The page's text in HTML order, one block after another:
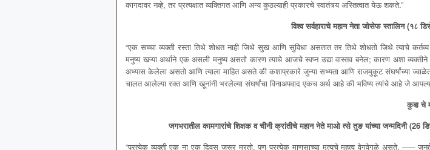
कागदावर नव्हे, तर प्रत्यक्षात व्यक्तिगत आणि अन्य कुठल्याही प्रकारचे स्वातंत्र्य अस्तित्वात येऊ शकते.”
विश्व सर्वहाराचे महान नेता जोसेफ स्तालिन (१८
“एक सच्चा व्यक्ती रस्ता तिथे शोधत नाही जिथे सुख आणि सुविधा असतात तर तिथे शोधतो जिथे त्याचे
मनुष्य खऱ्या अर्थाने एक असली मनुष्य असतो कारण त्याचे आजचे स्वप्न उद्या वास्तव बनेल; कारण अशा व्यक्तीने
अभ्यास केलेला असतो आणि त्याला माहित असते की कशाप्रकारे जुन्या सभ्यता आणि राजमुकूट संघर्षांच्या
चालत आलेल्या रक्त आणि खूनांनी भरलेल्या संघर्षांचा विनाअपवाद एकच अर्थ आहे की भविष्य त्यांचे आहे जे
कुबा चे
जगभरातील कामगारांचे शिक्षक व चीनी क्रांतीचे महान नेते माओ त्से तुङ यांच्या जन्मदिनी (26
“प्रत्येक व्यक्ती एक ना एक दिवस जरूर मरतो, पण प्रत्येक माणसाच्या मृत्युचे महत्व वेगवेगळे असते. –––